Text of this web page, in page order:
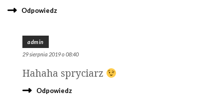
Odpowiedz
admin
29 sierpnia 2019 o 08:40
Hahaha spryciarz
Odpowiedz